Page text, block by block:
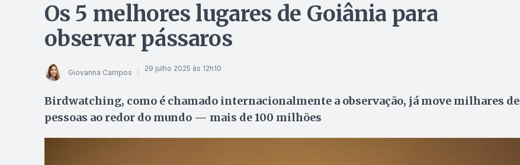
Os 5 melhores lugares de Goiânia para
observar pássaros
Giovanna Campos 29 julho 2025 às 12h10
Birdwatching, como é chamado internacionalmente a observação, já move milhares de
pessoas ao redor do mundo — mais de 100 milhões